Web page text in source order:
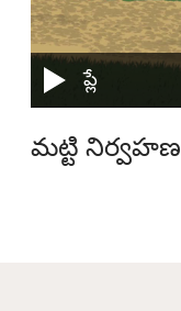
ప్లే
మట్టి నిర్వహణ